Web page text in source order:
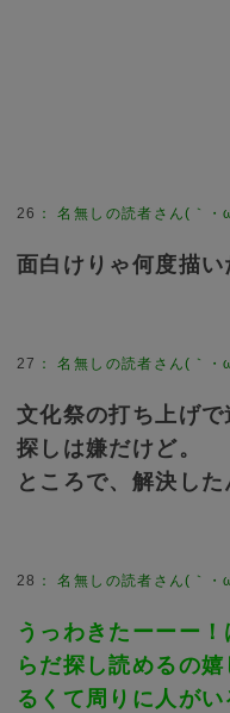
26 ：名無しの読者さん(｀・
面白けりゃ何度描
27 ：名無しの読者さん(｀・
文化祭の打ち上げ
探しは嫌だけど。
ところで、解決し
28 ：名無しの読者さん(｀・
うっわきたーーー
らだ探し読めるの
るくて周りに人がい